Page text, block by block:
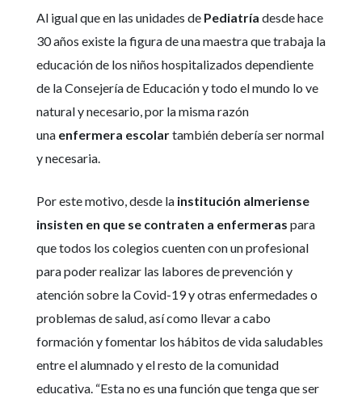
Al igual que en las unidades de Pediatría desde hace
30 años existe la figura de una maestra que trabaja la
educación de los niños hospitalizados dependiente
de la Consejería de Educación y todo el mundo lo ve
natural y necesario, por la misma razón
una enfermera escolartambién debería ser normal
y necesaria.
Por este motivo, desde la institución almeriense
insisten en que se contraten a enfermeras para
que todos los colegios cuenten con un profesional
para poder realizar las labores de prevención y
atención sobre la Covid-19 y otras enfermedades o
problemas de salud, así como llevar a cabo
formación y fomentar los hábitos de vida saludables
entre el alumnado y el resto de la comunidad
educativa. “Esta no es una función que tenga que ser